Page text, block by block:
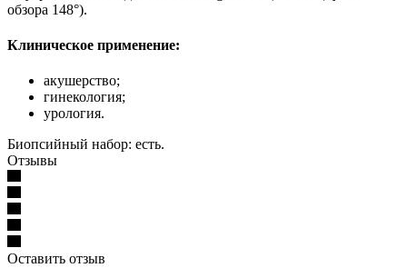
обзора 148°).
Клиническое применение:
акушерство;
гинекология;
урология.
Биопсийный набор: есть.
Отзывы
Оставить отзыв